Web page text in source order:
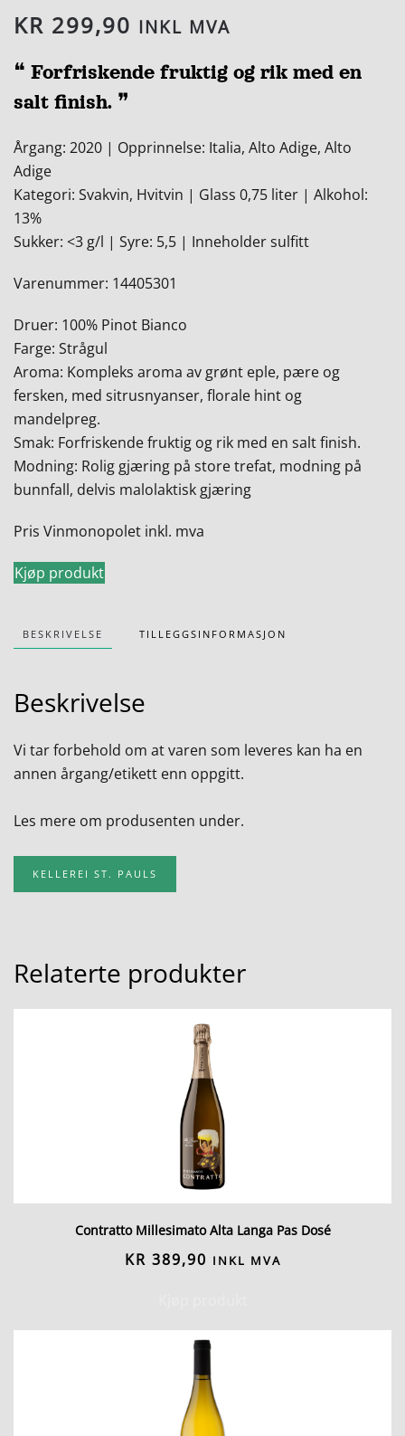
KR 299,90 INKL MVA
❝ Forfriskende fruktig og rik med en
salt finish. ❞
Årgang: 2020 | Opprinnelse: Italia, Alto Adige, Alto
Adige
Kategori: Svakvin, Hvitvin | Glass 0,75 liter | Alkohol:
13%
Sukker: <3 g/l | Syre: 5,5 | Inneholder sulfitt
Varenummer: 14405301
Druer: 100% Pinot Bianco
Farge: Strågul
Aroma: Kompleks aroma av grønt eple, pære og
fersken, med sitrusnyanser, florale hint og
mandelpreg.
Smak: Forfriskende fruktig og rik med en salt finish.
Modning: Rolig gjæring på store trefat, modning på
bunnfall, delvis malolaktisk gjæring
Pris Vinmonopolet inkl. mva
Kjøp produkt
BESKRIVELSE TILLEGGSINFORMASJON
Beskrivelse
Vi tar forbehold om at varen som leveres kan ha en
annen årgang/etikett enn oppgitt.
Les mere om produsenten under.
KELLEREI ST. PAULS
Relaterte produkter
Contratto Millesimato Alta Langa Pas Dosé
KR 389,90 INKL MVA